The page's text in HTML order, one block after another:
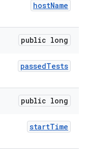
hostName
public long
passedTests
public long
startTime